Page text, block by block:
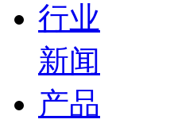
行业
新闻
产品